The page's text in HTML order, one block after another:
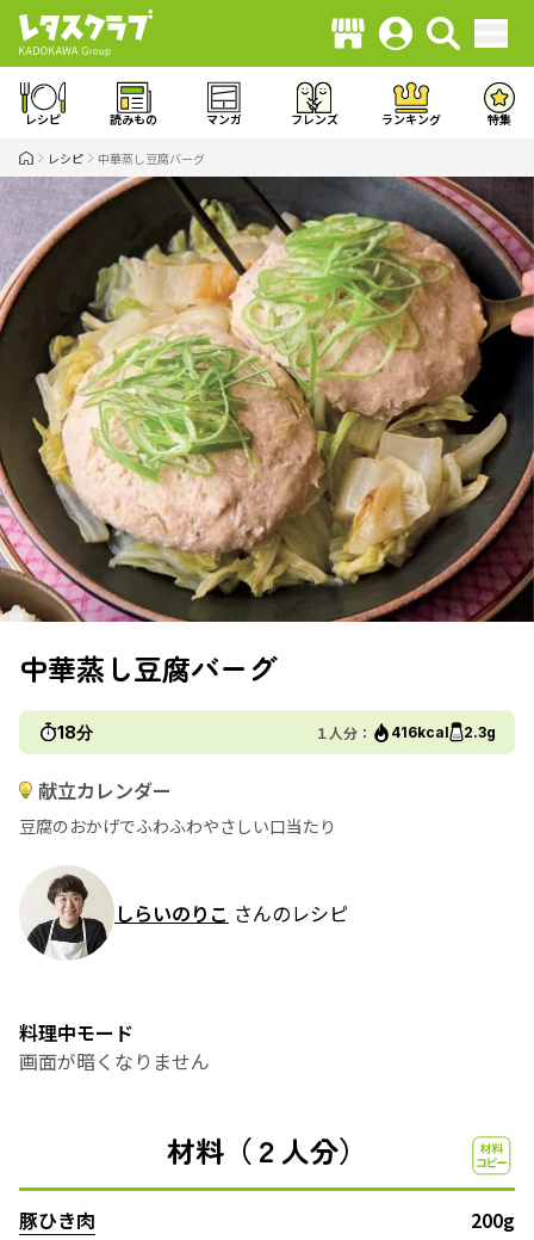
レシピ 読みもの マンガ フレンズ ランキング 特集
レシピ 中華蒸し豆腐バーグ
中華蒸し豆腐バーグ
18分 １人分： 416kcal 2.3g
献立カレンダー
豆腐のおかげでふわふわやさしい口当たり
しらいのりこ さんのレシピ
料理中モード
画面が暗くなりません
材料（２人分）
豚ひき肉
200g